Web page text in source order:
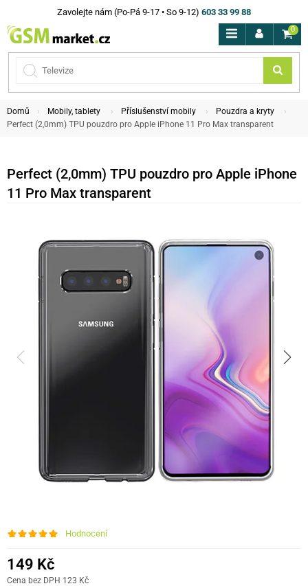
Zavolejte nám (Po-Pá 9-17 • So 9-12) 603 33 99 88
0
Domů Mobily, tablety Příslušenství mobily
Pouzdra a kryty
Perfect (2,0mm) TPU pouzdro pro Apple iPhone 11 Pro Max transparent
Perfect (2,0mm) TPU pouzdro pro Apple iPhone
11 Pro Max transparent
Hodnocení
149 Kč
Cena bez DPH 123 Kč